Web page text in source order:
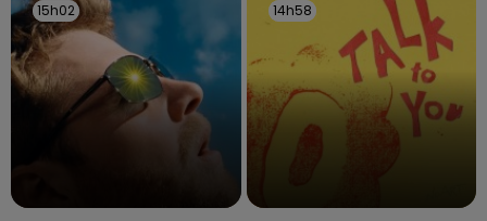
15h02
15h02 14h58
14h58